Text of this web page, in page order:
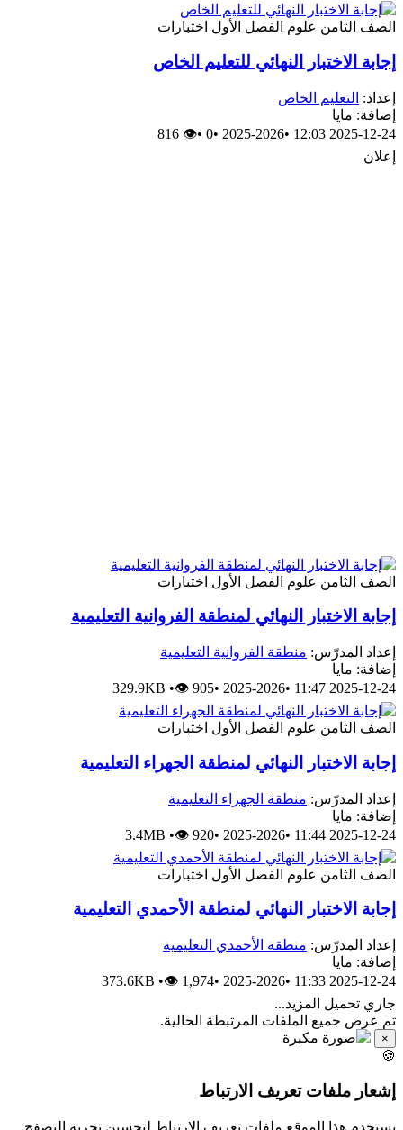
الثامن علوم الفصل الأول اختبارات
الاختبار النهائي للتعليم الخاص
التعليم الخاص
مايا
2025-12-24
•
2025-2026
•
0
•
👁 816
الثامن علوم الفصل الأول اختبارات
الاختبار النهائي لمنطقة الفروانية التعليمية
المدرّس: منطقة الفروانية التعليمية
مايا
2025-12-24
•
2025-2026
•
329.9KB •👁 905
الثامن علوم الفصل الأول اختبارات
الاختبار النهائي لمنطقة الجهراء التعليمية
المدرّس: منطقة الجهراء التعليمية
مايا
2025-12-24
•
2025-2026
•
3.4MB •👁 920
الثامن علوم الفصل الأول اختبارات
الاختبار النهائي لمنطقة الأحمدي التعليمية
المدرّس: منطقة الأحمدي التعليمية
مايا
2025-12-24
•
2025-2026
•
373.6KB •👁 1,974
تحميل المزيد...
عرض جميع الملفات المرتبطة الحالية.
ملفات تعريف الارتباط
هذا الموقع ملفات تعريف الارتباط لتحسين تجربة التصفح